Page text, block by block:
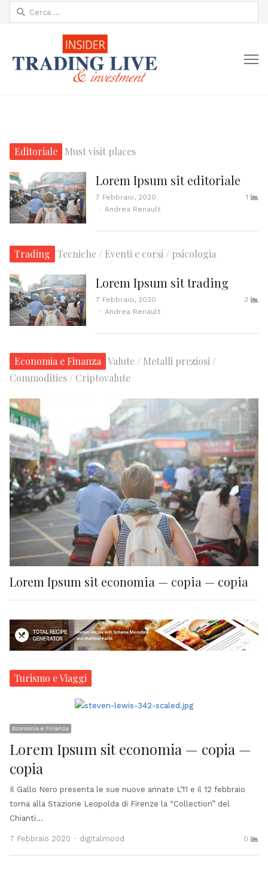
Ricerca
per:
Editoriale Must visit places
Lorem Ipsum sit editoriale
7 Febbraio, 2020
Author
Andrea Renault
1
Trading Tecniche / Eventi e corsi / psicologia
Lorem Ipsum sit trading
7 Febbraio, 2020
Author
Andrea Renault
3
Economia e Finanza Valute / Metalli preziosi /
Commodities / Criptovalute
Lorem Ipsum sit economia — copia — copia
Turismo e Viaggi
Economia e Finanza
Lorem Ipsum sit economia — copia —
copia
Il Gallo Nero presenta le sue nuove annate L’11 e il 12 febbraio
torna alla Stazione Leopolda di Firenze la “Collection” del
Chianti…
7 Febbraio 2020 Author
digitalmood 0